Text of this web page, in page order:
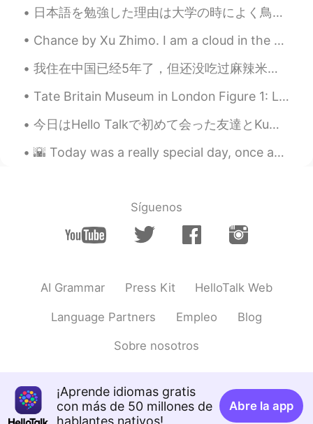
日本語を勉強した理由は大学の時によく鳥取区に行って、空手の練習した！ The reason I learned Japanese is because while I was at unive...
Chance by Xu Zhimo. I am a cloud in the sky, A chance shadow on the wave of your heart. Don't b...
我住在中国已经5年了，但还没吃过麻辣米线。因为我从来都不喜欢米粉，但现在我改变了。真好吃。 其实前几天晚上，我告诉了我妈妈中国菜有多多样化。我发给了她许多我最喜欢的食物的照片。哈哈 另外，在...
Tate Britain Museum in London Figure 1: Let me take a selfie Figure 2: inspiration for Disney ...
今日はHello Talkで初めて会った友達とKuma's Cornerというハンバーガーの家に行きました。 🍔 ハンバーガーが本当に大きかったです! でもおいしかったです 😆👍 初めて会った時...
🌇 Today was a really special day, once again I got the chance to workout outside and take my came...
Síguenos
AI Grammar Press Kit HelloTalk Web
Language Partners Empleo Blog
Sobre nosotros
¡Aprende idiomas gratis
con más de 50 millones de
hablantes nativos!
Abre la app